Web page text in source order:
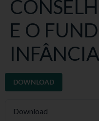
E O
DOWNLOAD
Download